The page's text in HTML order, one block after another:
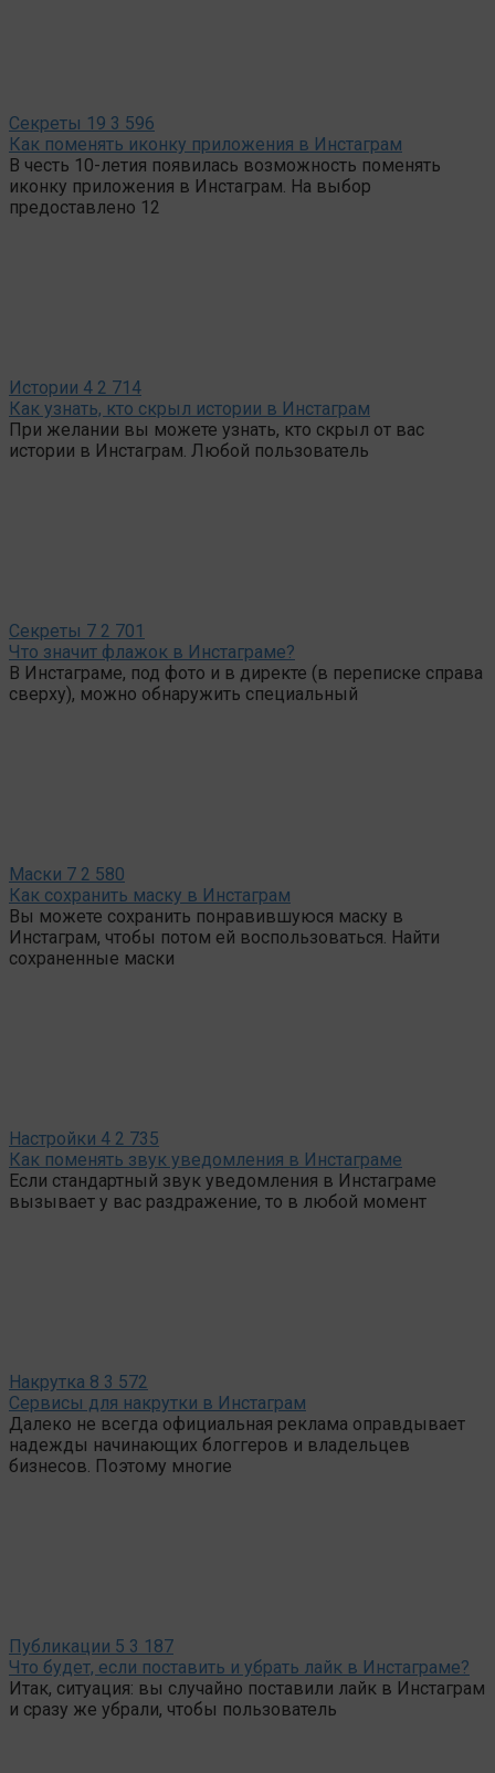
Секреты 19 3 596
Как поменять иконку приложения в Инстаграм
В честь 10-летия появилась возможность поменять
иконку приложения в Инстаграм. На выбор
предоставлено 12
Истории 4 2 714
Как узнать, кто скрыл истории в Инстаграм
При желании вы можете узнать, кто скрыл от вас
истории в Инстаграм. Любой пользователь
Секреты 7 2 701
Что значит флажок в Инстаграме?
В Инстаграме, под фото и в директе (в переписке справа
сверху), можно обнаружить специальный
Маски 7 2 580
Как сохранить маску в Инстаграм
Вы можете сохранить понравившуюся маску в
Инстаграм, чтобы потом ей воспользоваться. Найти
сохраненные маски
Настройки 4 2 735
Как поменять звук уведомления в Инстаграме
Если стандартный звук уведомления в Инстаграме
вызывает у вас раздражение, то в любой момент
Накрутка 8 3 572
Сервисы для накрутки в Инстаграм
Далеко не всегда официальная реклама оправдывает
надежды начинающих блоггеров и владельцев
бизнесов. Поэтому многие
Публикации 5 3 187
Что будет, если поставить и убрать лайк в Инстаграме?
Итак, ситуация: вы случайно поставили лайк в Инстаграм
и сразу же убрали, чтобы пользователь